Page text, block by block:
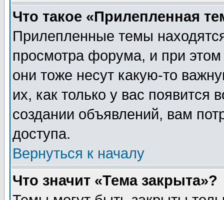
Что такое «Прилепленная
Прилепленные темы
просмотра форума, и при
они тоже несут какую-то
их, как только у вас появится
создании объявлений, вам
доступа.
Вернуться к началу
Что значит «Тема закрыта»?